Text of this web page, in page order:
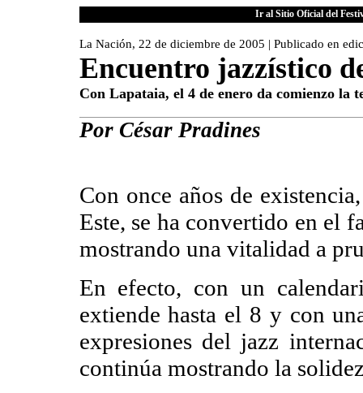
Ir al Sitio Oficial del
La Nación, 22 de diciembre de 2005 | Publicado en
Encuentro jazzístico
Con Lapataia, el 4 de enero da comienzo la
Por César Pradines
Con once años de
Este, se ha convertido en el
mostrando una vitalidad a
En efecto, con un
extiende hasta el 8 y con
expresiones del jazz
continúa mostrando la